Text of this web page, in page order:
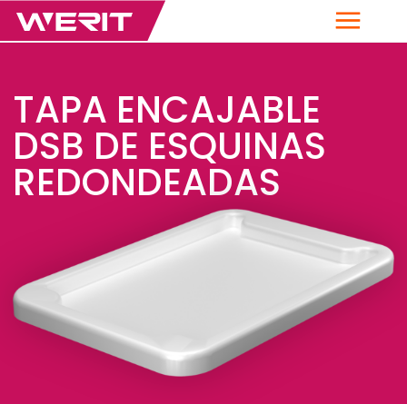
Menú
TAPA ENCAJABLE
DSB DE ESQUINAS
REDONDEADAS